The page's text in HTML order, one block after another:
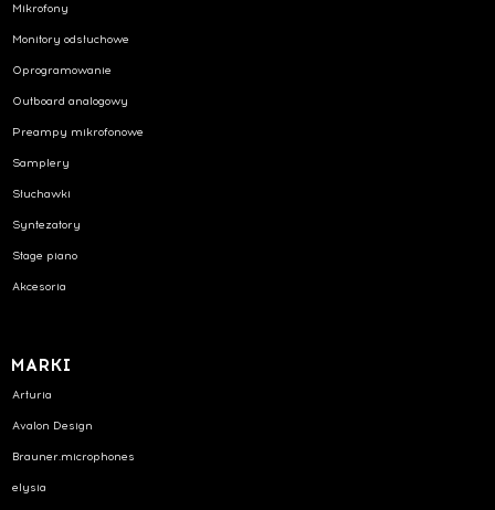
Mikrofony
Monitory odsłuchowe
Oprogramowanie
Outboard analogowy
Preampy mikrofonowe
Samplery
Słuchawki
Syntezatory
Stage piano
Akcesoria
MARKI
Arturia
Avalon Design
Brauner.microphones
elysia